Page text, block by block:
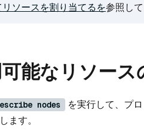
ソースを割り当てるを参照して
可能なリソース
nodes
を実行して、プ
ます。